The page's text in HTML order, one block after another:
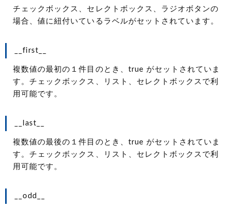
チェックボックス、セレクトボックス、ラジオボタンの
場合、値に紐付いているラベルがセットされています。
__first__
複数値の最初の１件目のとき、true がセットされていま
す。チェックボックス、リスト、セレクトボックスで利
用可能です。
__last__
複数値の最後の１件目のとき、true がセットされていま
す。チェックボックス、リスト、セレクトボックスで利
用可能です。
__odd__